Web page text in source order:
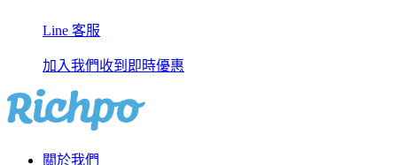
Line 客服
加入我們收到即時優惠
關於我們